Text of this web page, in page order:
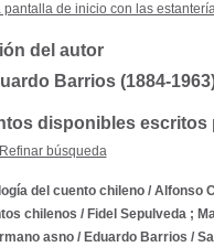
pantalla de inicio con las
del autor
Barrios (1884-
disponibles escritos
Refinar búsqueda
del cuento chileno/ Alfonso
chilenos / Fidel Sepulveda ;
asno/ Eduardo Barrios /